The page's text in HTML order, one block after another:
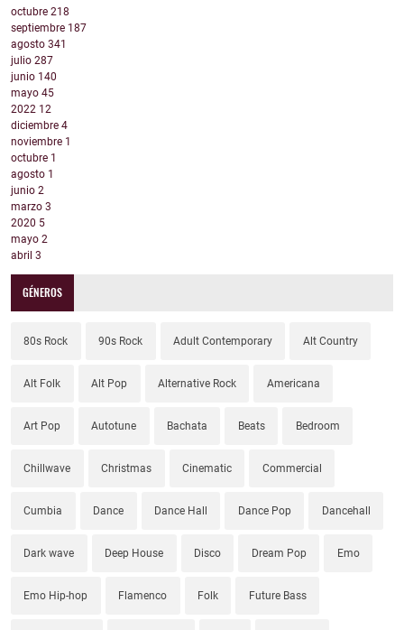
octubre 218
septiembre 187
agosto 341
julio 287
junio 140
mayo 45
2022 12
diciembre 4
noviembre 1
octubre 1
agosto 1
junio 2
marzo 3
2020 5
mayo 2
abril 3
GÉNEROS
80s Rock 90s Rock Adult Contemporary Alt Country
Alt Folk Alt Pop Alternative Rock Americana
Art Pop Autotune Bachata Beats Bedroom
Chillwave Christmas Cinematic Commercial
Cumbia Dance Dance Hall Dance Pop Dancehall
Dark wave Deep House Disco Dream Pop Emo
Emo Hip-hop Flamenco Folk Future Bass